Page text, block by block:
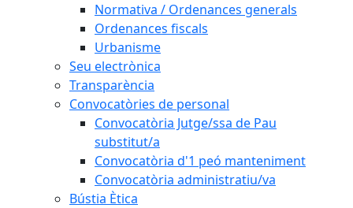
Normativa / Ordenances generals
Ordenances fiscals
Urbanisme
Seu electrònica
Transparència
Convocatòries de personal
Convocatòria Jutge/ssa de Pau
substitut/a
Convocatòria d'1 peó manteniment
Convocatòria administratiu/va
Bústia Ètica